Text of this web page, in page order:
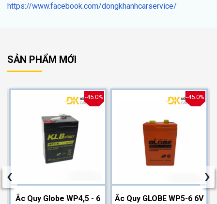
https://www.facebook.com/dongkhanhcarservice/
SẢN PHẨM MỚI
-45.0%
Ắc Quy Globe WP4,5 - 6
-45.0%
Ắc Quy GLOBE WP5-6 6V
‹ ›